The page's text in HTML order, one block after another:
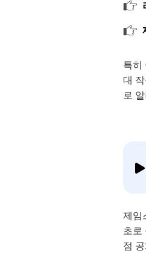
특히
대
로
제임
초로
점